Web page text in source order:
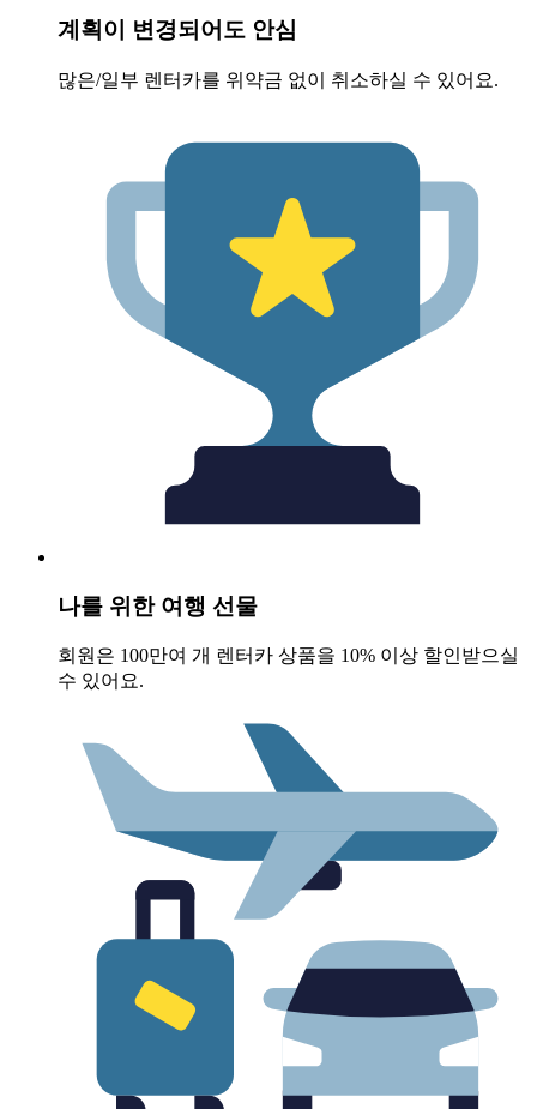
계획이 변경되어도 안심
많은/일부 렌터카를 위약금 없이 취소하실 수 있어요.
나를 위한 여행 선물
회원은 100만여 개 렌터카 상품을 10% 이상 할인받으실
수 있어요.